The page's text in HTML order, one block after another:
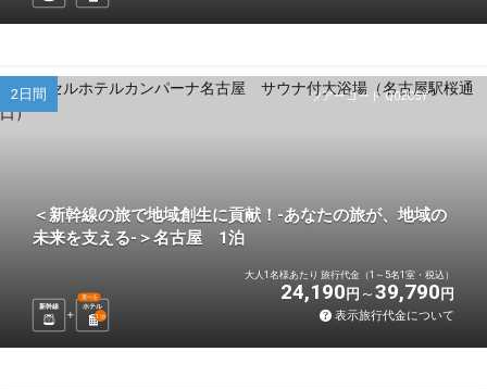
ツアーコード Q02C5Y
2日間
＜新幹線の旅で地域創生に貢献！-あなたの旅が、地域の
未来を支える-＞名古屋 1泊
新幹線 ホテル
選べる
1 泊
大人1名様あたり 旅行代金（1～5名1室・税込）
24,190 円 39,790 円
表示旅行代金について